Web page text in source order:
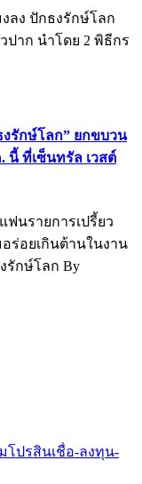
งลง ปักธงรักษ์โลก
ปาก นำโดย 2 พิธีกร
งรักษ์โลก” ยกขบวน
นี้ ที่เซ็นทรัล เวสต์
นรายการเปรี้ยว
ร่อยเกินต้านในงาน
งรักษ์โลก By